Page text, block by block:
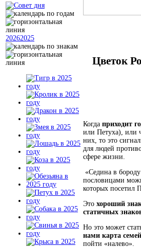
20262025
Цветок
Когда приходит
или Петуха), или
них, то это
для людей
сфере жизни.
«Седина в
пословицами
которых посетил
Это хороший
статичных
Но это может
нами карта
пойти «налево».